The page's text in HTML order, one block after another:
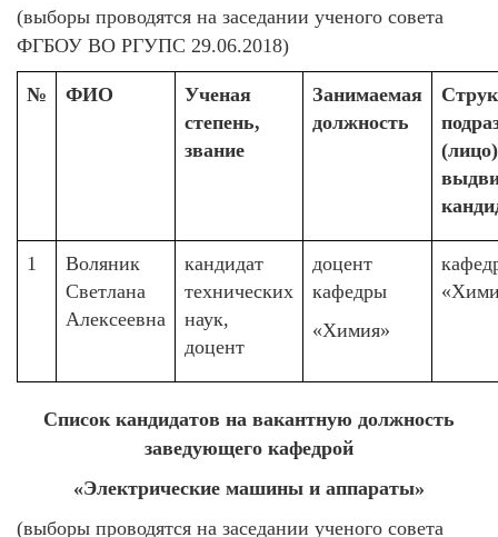
(выборы проводятся на заседании ученого совета
ФГБОУ ВО РГУПС 29.06.2018)
№ ФИО
Ученая
степень,
звание
Занимаемая
должность
(лицо)
1
Воляник
Светлана
Алексеевна
кандидат
технических
наук,
доцент
доцент
кафедры
«Химия»
Список кандидатов на вакантную должность
заведующего кафедрой
«Электрические машины и аппараты»
(выборы проводятся на заседании ученого совета